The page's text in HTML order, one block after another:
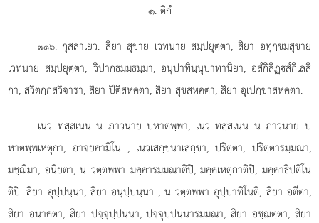
๑. ติกํ
๗๑๖. กุสลาเยว. สิยา สุขาย เวทนาย สมฺปยุตฺตา, สิยา อทุกฺขมสุขาย
เวทนาย สมฺปยุตฺตา, วิปากธมฺมธมฺมา, อนุปาทินฺนุปาทานิยา, อสํกิลิฏฺสํกิเลสิ
กา, สวิตกฺกสวิจารา, สิยา ปีติสหคตา, สิยา สุขสหคตา, สิยา อุเปกฺขาสหคตา.
เนว ทสฺสเนน น ภาวนาย ปหาตพฺพา, เนว ทสฺสเนน น ภาวนาย ป
หาตพฺพเหตุกา, อาจยคามิโน , เนวเสกฺขนาเสกฺขา, ปริตฺตา, ปริตฺตารมฺมณา,
มชฺฌิมา, อนิยตา, น วตฺตพฺพา มคฺคารมฺมณาติปิ, มคฺคเหตุกาติปิ, มคฺคาธิปติโน
ติปิ. สิยา อุปฺปนฺนา, สิยา อนุปฺปนฺนา , น วตฺตพฺพา อุปฺปาทิโนติ, สิยา อตีตา,
สิยา อนาคตา, สิยา ปจฺจุปฺปนฺนา, ปจฺจุปฺปนฺนารมฺมณา, สิยา อชฺฌตฺตา, สิยา